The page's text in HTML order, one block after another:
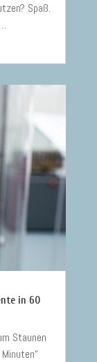
Spaß.
in 60
Staunen